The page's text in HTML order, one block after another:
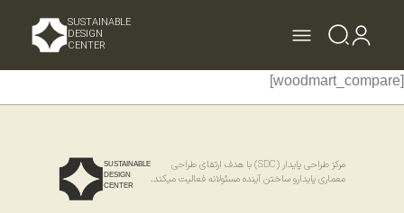
SUSTAINABLE
DESIGN
CENTER
[woodmart_compare]
مرکز طراحی پایدار (SDC) با هدف ارتقای طراحی
معماری پایدارو ساختن آینده مسئولانه فعالیت میکند.
SUSTAINABLE
DESIGN
CENTER